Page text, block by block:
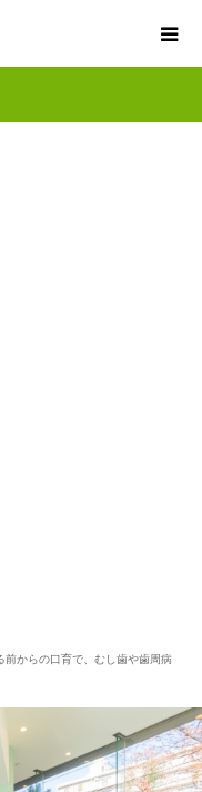
前からの口育で、むし歯や歯周病